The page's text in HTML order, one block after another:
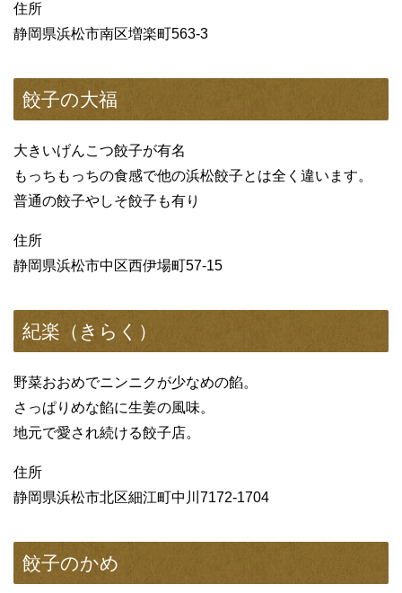
住所
静岡県浜松市南区増楽町563-3
餃子の大福
大きいげんこつ餃子が有名
もっちもっちの食感で他の浜松餃子とは全く違います。
普通の餃子やしそ餃子も有り
住所
静岡県浜松市中区西伊場町57-15
紀楽（きらく）
野菜おおめでニンニクが少なめの餡。
さっぱりめな餡に生姜の風味。
地元で愛され続ける餃子店。
住所
静岡県浜松市北区細江町中川7172-1704
餃子のかめ